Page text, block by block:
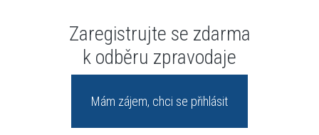
Zaregistrujte se zdarma
k odběru zpravodaje
Mám zájem, chci se přihlásit